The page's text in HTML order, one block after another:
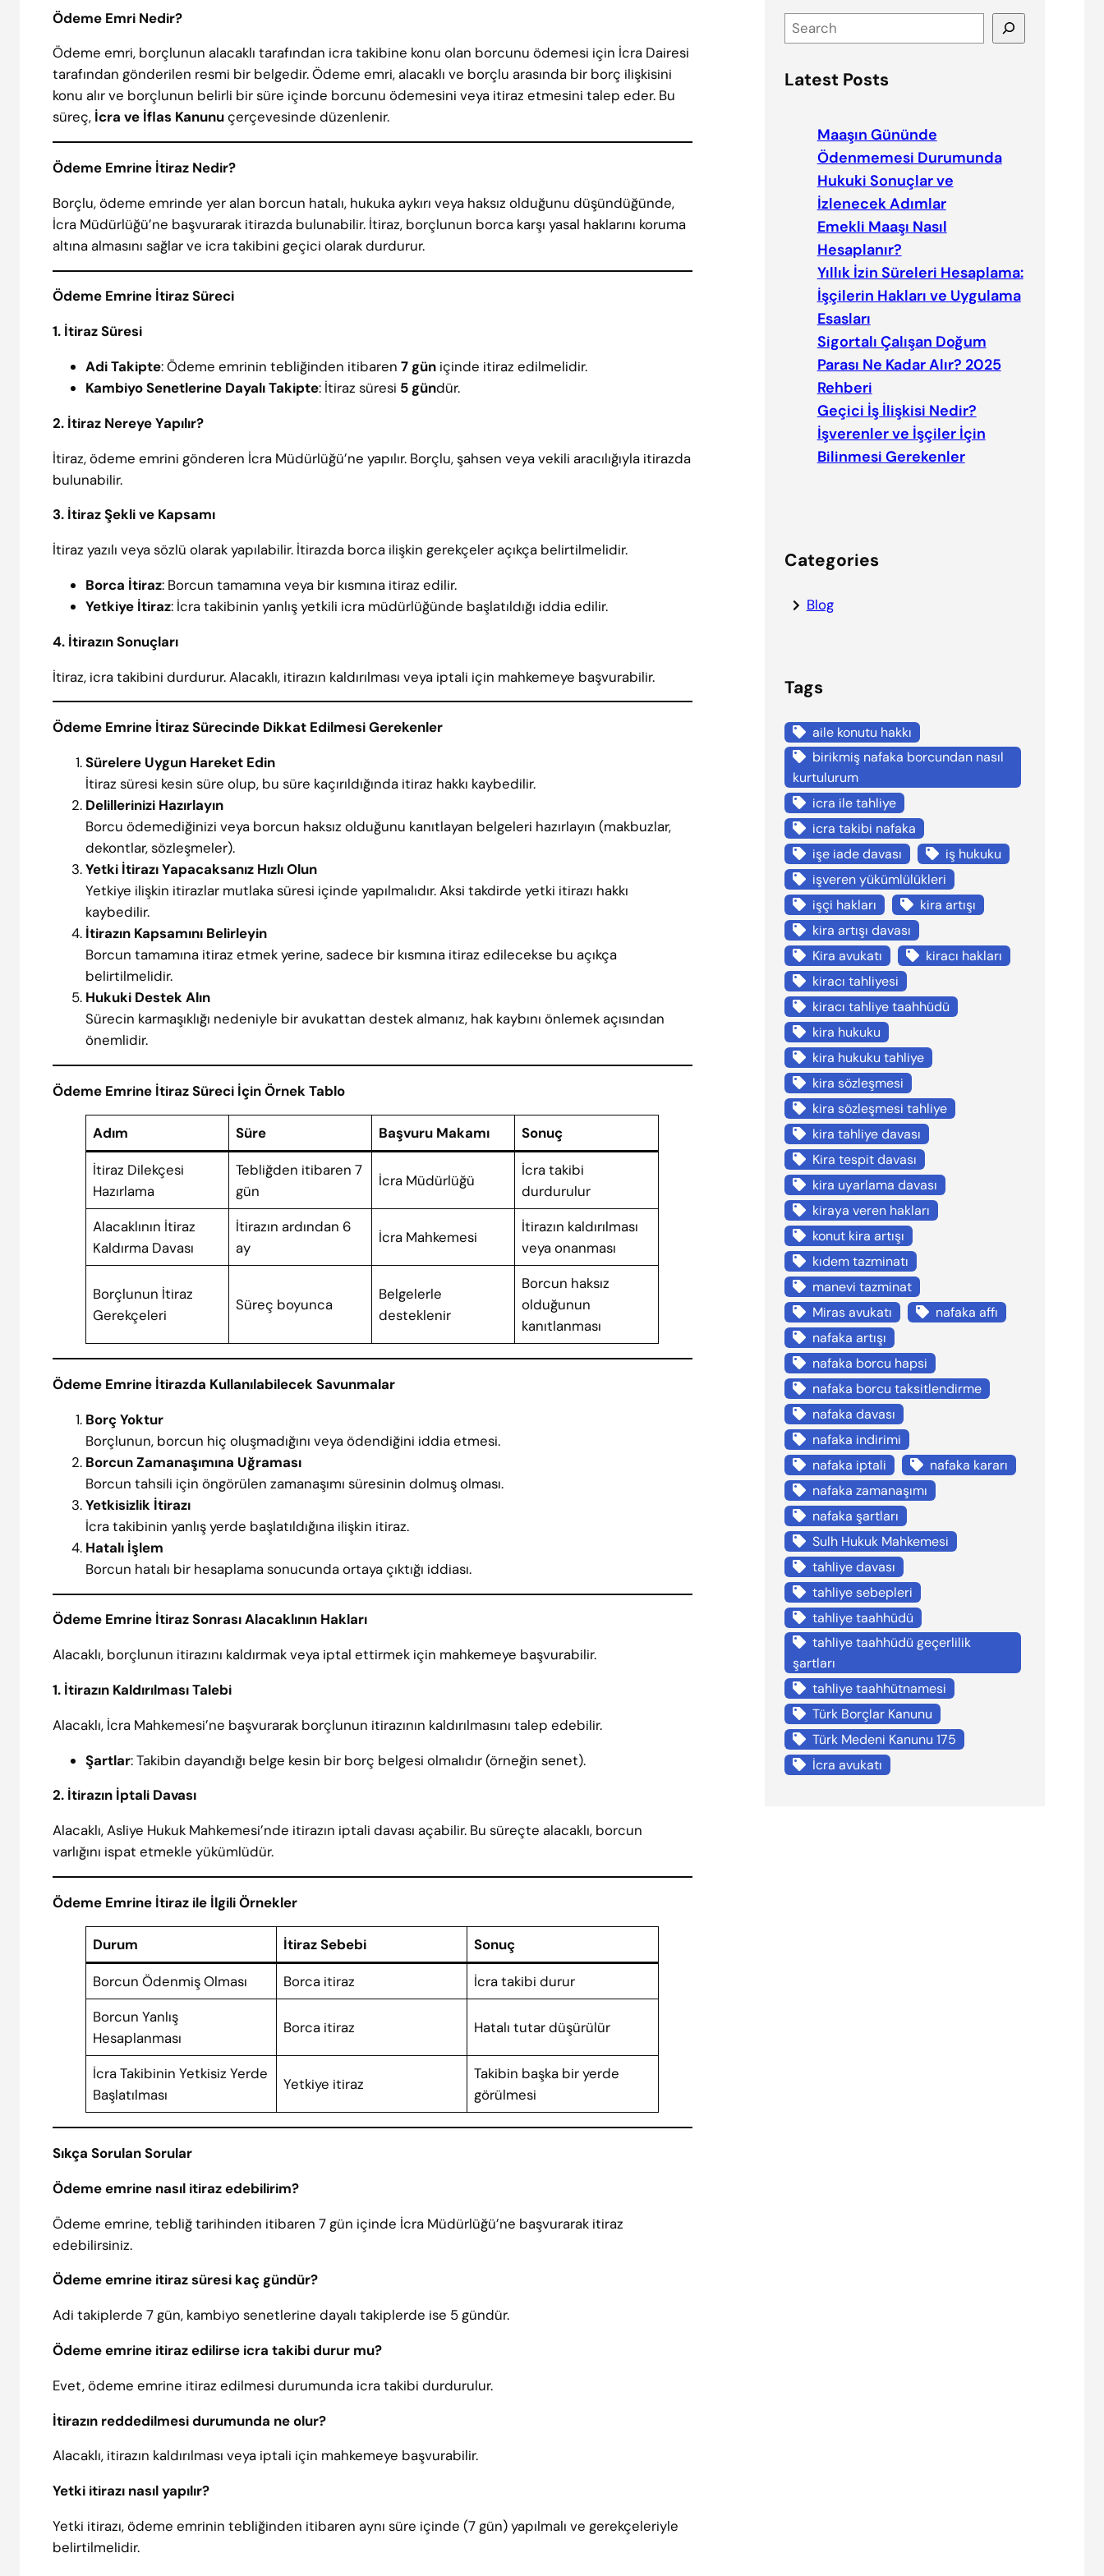
Ödeme Emri Nedir?
Ödeme emri, borçlunun alacaklı tarafından icra takibine konu olan borcunu ödemesi için İcra Dairesi
tarafından gönderilen resmi bir belgedir. Ödeme emri, alacaklı ve borçlu arasında bir borç ilişkisini
konu alır ve borçlunun belirli bir süre içinde borcunu ödemesini veya itiraz etmesini talep eder. Bu
süreç, İcra ve İflas Kanunuçerçevesinde düzenlenir.
Ödeme Emrine İtiraz Nedir?
Borçlu, ödeme emrinde yer alan borcun hatalı, hukuka aykırı veya haksız olduğunu düşündüğünde,
İcra Müdürlüğü’ne başvurarak itirazda bulunabilir. İtiraz, borçlunun borca karşı yasal haklarını koruma
altına almasını sağlar ve icra takibini geçici olarak durdurur.
Ödeme Emrine İtiraz Süreci
1. İtiraz Süresi
Adi Takipte: Ödeme emrinin tebliğinden itibaren 7 gün içinde itiraz edilmelidir.
Kambiyo Senetlerine Dayalı Takipte: İtiraz süresi 5 gündür.
2. İtiraz Nereye Yapılır?
İtiraz, ödeme emrini gönderen İcra Müdürlüğü’ne yapılır. Borçlu, şahsen veya vekili aracılığıyla itirazda
bulunabilir.
3. İtiraz Şekli ve Kapsamı
İtiraz yazılı veya sözlü olarak yapılabilir. İtirazda borca ilişkin gerekçeler açıkça belirtilmelidir.
Borca İtiraz: Borcun tamamına veya bir kısmına itiraz edilir.
Yetkiye İtiraz: İcra takibinin yanlış yetkili icra müdürlüğünde başlatıldığı iddia edilir.
4. İtirazın Sonuçları
İtiraz, icra takibini durdurur. Alacaklı, itirazın kaldırılması veya iptali için mahkemeye başvurabilir.
Ödeme Emrine İtiraz Sürecinde Dikkat Edilmesi Gerekenler
Sürelere Uygun Hareket Edin
İtiraz süresi kesin süre olup, bu süre kaçırıldığında itiraz hakkı kaybedilir.
Delillerinizi Hazırlayın
Borcu ödemediğinizi veya borcun haksız olduğunu kanıtlayan belgeleri hazırlayın (makbuzlar,
dekontlar, sözleşmeler).
Yetki İtirazı Yapacaksanız Hızlı Olun
Yetkiye ilişkin itirazlar mutlaka süresi içinde yapılmalıdır. Aksi takdirde yetki itirazı hakkı
kaybedilir.
İtirazın Kapsamını Belirleyin
Borcun tamamına itiraz etmek yerine, sadece bir kısmına itiraz edilecekse bu açıkça
belirtilmelidir.
Hukuki Destek Alın
Sürecin karmaşıklığı nedeniyle bir avukattan destek almanız, hak kaybını önlemek açısından
önemlidir.
Ödeme Emrine İtiraz Süreci İçin Örnek Tablo
Adım Süre Başvuru Makamı Sonuç
İtiraz Dilekçesi
Hazırlama
Tebliğden itibaren 7
gün
İcra Müdürlüğü
İcra takibi
durdurulur
Alacaklının İtiraz
Kaldırma Davası
İtirazın ardından 6
ay
İcra Mahkemesi
İtirazın kaldırılması
veya onanması
Borçlunun İtiraz
Gerekçeleri
Süreç boyunca
Belgelerle
desteklenir
Borcun haksız
olduğunun
kanıtlanması
Ödeme Emrine İtirazda Kullanılabilecek Savunmalar
Borç Yoktur
Borçlunun, borcun hiç oluşmadığını veya ödendiğini iddia etmesi.
Borcun Zamanaşımına Uğraması
Borcun tahsili için öngörülen zamanaşımı süresinin dolmuş olması.
Yetkisizlik İtirazı
İcra takibinin yanlış yerde başlatıldığına ilişkin itiraz.
Hatalı İşlem
Borcun hatalı bir hesaplama sonucunda ortaya çıktığı iddiası.
Ödeme Emrine İtiraz Sonrası Alacaklının Hakları
Alacaklı, borçlunun itirazını kaldırmak veya iptal ettirmek için mahkemeye başvurabilir.
1. İtirazın Kaldırılması Talebi
Alacaklı, İcra Mahkemesi’ne başvurarak borçlunun itirazının kaldırılmasını talep edebilir.
Şartlar: Takibin dayandığı belge kesin bir borç belgesi olmalıdır (örneğin senet).
2. İtirazın İptali Davası
Alacaklı, Asliye Hukuk Mahkemesi’nde itirazın iptali davası açabilir. Bu süreçte alacaklı, borcun
varlığını ispat etmekle yükümlüdür.
Ödeme Emrine İtiraz ile İlgili Örnekler
Durum İtiraz Sebebi Sonuç
Borcun Ödenmiş Olması Borca itiraz
İcra takibi durur
Borcun Yanlış
Hesaplanması
Borca itiraz Hatalı tutar düşürülür
İcra Takibinin Yetkisiz Yerde
Başlatılması
Yetkiye itiraz
Takibin başka bir yerde
görülmesi
Sıkça Sorulan Sorular
Ödeme emrine nasıl itiraz edebilirim?
Ödeme emrine, tebliğ tarihinden itibaren 7 gün içinde İcra Müdürlüğü’ne başvurarak itiraz
edebilirsiniz.
Ödeme emrine itiraz süresi kaç gündür?
Adi takiplerde 7 gün, kambiyo senetlerine dayalı takiplerde ise 5 gündür.
Ödeme emrine itiraz edilirse icra takibi durur mu?
Evet, ödeme emrine itiraz edilmesi durumunda icra takibi durdurulur.
İtirazın reddedilmesi durumunda ne olur?
Alacaklı, itirazın kaldırılması veya iptali için mahkemeye başvurabilir.
Yetki itirazı nasıl yapılır?
Yetki itirazı, ödeme emrinin tebliğinden itibaren aynı süre içinde (7 gün) yapılmalı ve gerekçeleriyle
belirtilmelidir.
e
rLatest Posts
Maaşın Gününde
Ödenmemesi Durumunda
Hukuki Sonuçlar ve
İzlenecek Adımlar
Emekli Maaşı Nasıl
Hesaplanır?
Yıllık İzin Süreleri Hesaplama:
İşçilerin Hakları ve Uygulama
Esasları
Sigortalı Çalışan Doğum
Parası Ne Kadar Alır? 2025
Rehberi
Geçici İş İlişkisi Nedir?
İşverenler ve İşçiler İçin
Bilinmesi Gerekenler
Categories
Blog
Tags
aile konutu hakkı
birikmiş nafaka borcundan nasıl
kurtulurum
icra ile tahliye
icra takibi nafaka
işe iade davası
iş hukuku
işveren yükümlülükleri
işçi hakları
kira artışı
kira artışı davası
Kira avukatı
kiracı hakları
kiracı tahliyesi
kiracı tahliye taahhüdü
kira hukuku
kira hukuku tahliye
kira sözleşmesi
kira sözleşmesi tahliye
kira tahliye davası
Kira tespit davası
kira uyarlama davası
kiraya veren hakları
konut kira artışı
kıdem tazminatı
manevi tazminat
Miras avukatı
nafaka affı
nafaka artışı
nafaka borcu hapsi
nafaka borcu taksitlendirme
nafaka davası
nafaka indirimi
nafaka iptali
nafaka kararı
nafaka zamanaşımı
nafaka şartları
Sulh Hukuk Mahkemesi
tahliye davası
tahliye sebepleri
tahliye taahhüdü
tahliye taahhüdü geçerlilik
şartları
tahliye taahhütnamesi
Türk Borçlar Kanunu
Türk Medeni Kanunu 175
İcra avukatı